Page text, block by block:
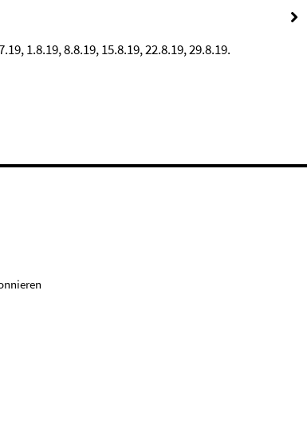
1.8.19, 8.8.19, 15.8.19, 22.8.19, 29.8.19.